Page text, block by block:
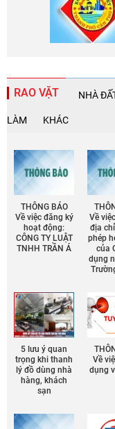
RAO VẶT NHÀ
LÀM KHÁC
THÔNG BÁO
Về việc đăng ký
hoạt động:
CÔNG TY LUẬT
TNHH TRẦN Á
Về
địa
phép
của
dụng
5 lưu ý quan
trọng khi thanh
lý đồ dùng nhà
hàng, khách
sạn
Về
dụng